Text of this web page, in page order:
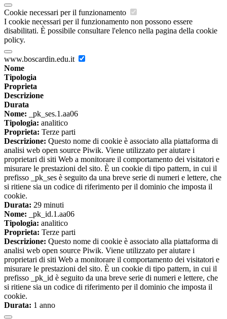
Cookie necessari per il funzionamento
I cookie necessari per il funzionamento non possono essere
disabilitati. È possibile consultare l'elenco nella pagina della cookie
policy.
www.boscardin.edu.it
Nome
Tipologia
Proprieta
Descrizione
Durata
Nome: _pk_ses.1.aa06
Tipologia: analitico
Proprieta: Terze parti
Descrizione: Questo nome di cookie è associato alla piattaforma di
analisi web open source Piwik. Viene utilizzato per aiutare i
proprietari di siti Web a monitorare il comportamento dei visitatori e
misurare le prestazioni del sito. È un cookie di tipo pattern, in cui il
prefisso _pk_ses è seguito da una breve serie di numeri e lettere, che
si ritiene sia un codice di riferimento per il dominio che imposta il
cookie.
Durata: 29 minuti
Nome: _pk_id.1.aa06
Tipologia: analitico
Proprieta: Terze parti
Descrizione: Questo nome di cookie è associato alla piattaforma di
analisi web open source Piwik. Viene utilizzato per aiutare i
proprietari di siti Web a monitorare il comportamento dei visitatori e
misurare le prestazioni del sito. È un cookie di tipo pattern, in cui il
prefisso _pk_id è seguito da una breve serie di numeri e lettere, che
si ritiene sia un codice di riferimento per il dominio che imposta il
cookie.
Durata: 1 anno